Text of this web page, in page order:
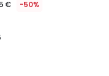
€ -50%